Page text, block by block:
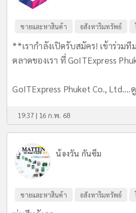
ขายและหาสินค้า อสังหาริมทรัพย์
**เรากำลังเปิดรับสมัคร! เข้าร่วม
ตลาดของเรา ที่ GoITExpress
GoITExpress Phuket Co., Ltd....
19:37 | 16 ก.พ. 68
น้องวัน กันซึม
ขายและหาสินค้า อสังหาริมทรัพย์